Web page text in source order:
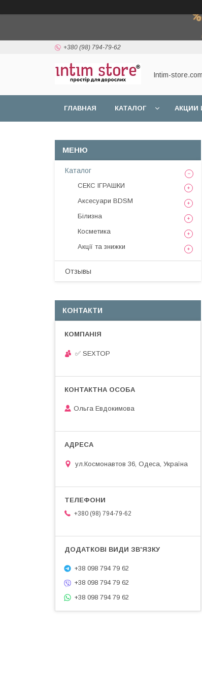
+380 (98) 794-79-62
Intim-
ГЛАВНАЯ КАТАЛОГ АКЦИИ
Каталог
СЕКС ІГРАШКИ
Аксесуари BDSM
Білизна
Косметика
Акції та знижки
Отзывы
КОНТАКТИ
✅ SEXTOP
Ольга Евдокимова
ул.Космонавтов 36, Одеса, Україна
+380 (98) 794-79-62
+38 098 794 79 62
+38 098 794 79 62
+38 098 794 79 62